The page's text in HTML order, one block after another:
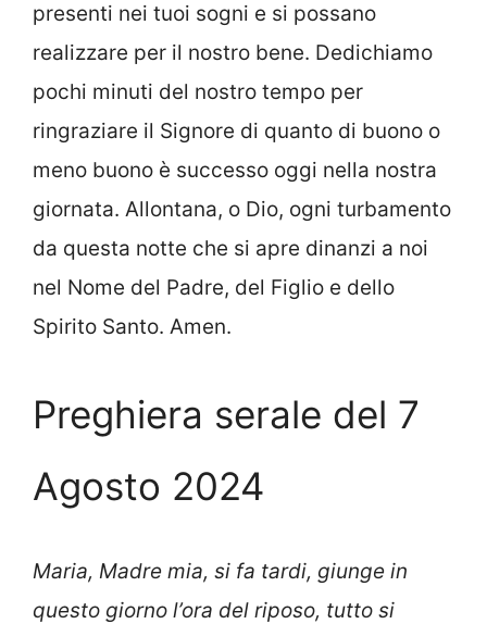
presenti nei tuoi sogni e si possano
realizzare per il nostro bene. Dedichiamo
pochi minuti del nostro tempo per
ringraziare il Signore di quanto di buono o
meno buono è successo oggi nella nostra
giornata. Allontana, o Dio, ogni turbamento
da questa notte che si apre dinanzi a noi
nel Nome del Padre, del Figlio e dello
Spirito Santo. Amen.
Preghiera serale del 7
Agosto 2024
Maria, Madre mia, si fa tardi, giunge in
questo giorno l’ora del riposo, tutto si